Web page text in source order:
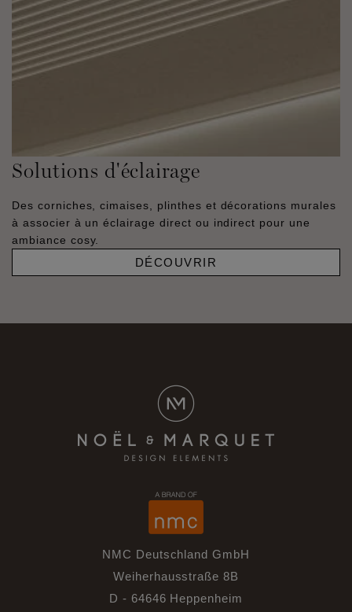
Solutions d'éclairage
Des corniches, cimaises, plinthes et décorations murales
à associer à un éclairage direct ou indirect pour une
ambiance cosy.
DÉCOUVRIR
NMC Deutschland GmbH
Weiherhausstraße 8B
D - 64646 Heppenheim